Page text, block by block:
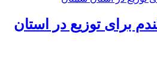
بذر گندم برای توزیع در استان